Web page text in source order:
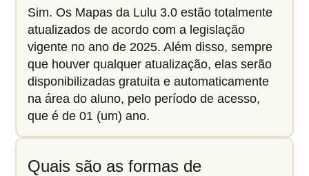
Sim. Os Mapas da Lulu 3.0 estão totalmente
atualizados de acordo com a legislação
vigente no ano de 2025. Além disso, sempre
que houver qualquer atualização, elas serão
disponibilizadas gratuita e automaticamente
na área do aluno, pelo período de acesso,
que é de 01 (um) ano.
Quais são as formas de